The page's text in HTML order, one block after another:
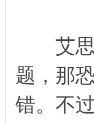
艾思
题，那
错。不